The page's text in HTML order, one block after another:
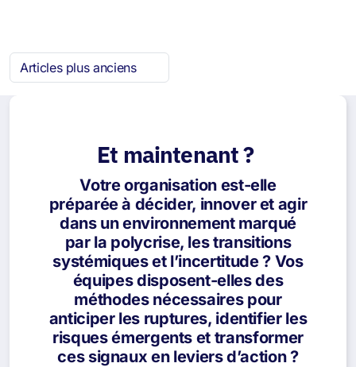
Articles plus anciens
Et maintenant ?
Votre organisation est-elle
préparée à décider, innover et agir
dans un environnement marqué
par la polycrise, les transitions
systémiques et l’incertitude ? Vos
équipes disposent-elles des
méthodes nécessaires pour
anticiper les ruptures, identifier les
risques émergents et transformer
ces signaux en leviers d’action ?